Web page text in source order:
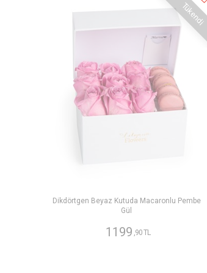
Tükendi
Dikdörtgen Beyaz Kutuda Macaronlu Pembe
Gül
1199 ,90 TL